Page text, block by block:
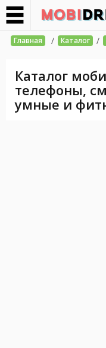
Главная / Каталог /
Каталог
телефоны,
умные и